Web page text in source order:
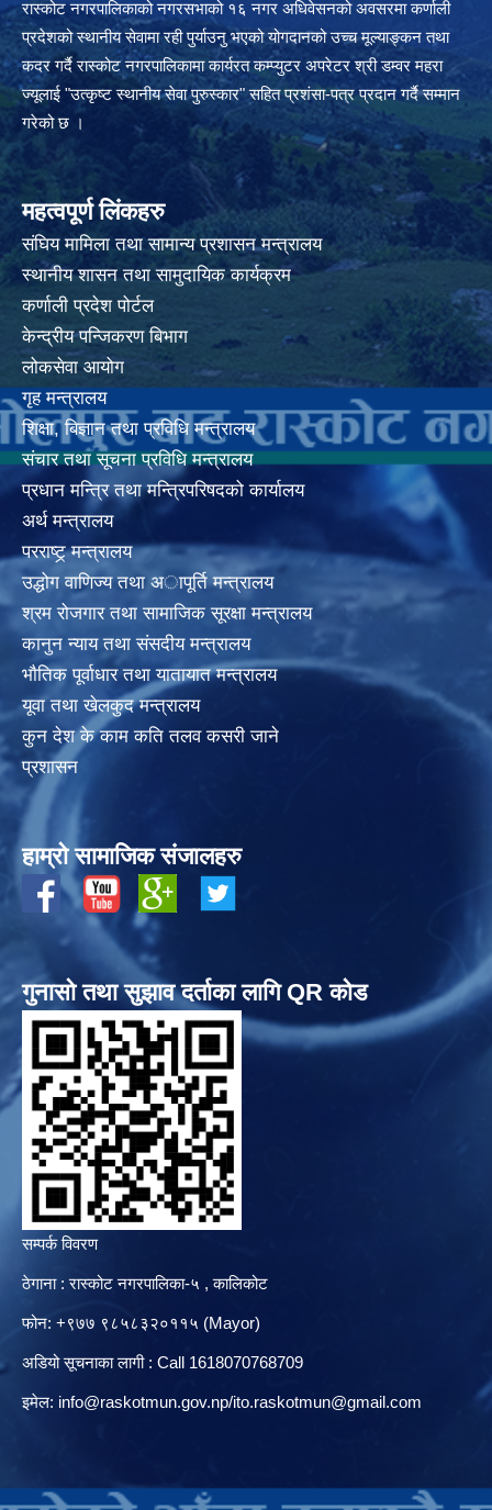
रास्कोट नगरपालिकाको नगरसभाको १६ नगर अधिवेसनको अवसरमा कर्णाली
प्रदेशको स्थानीय सेवामा रही पुर्याउनु भएको योगदानको उच्च मूल्याङ्कन तथा
कदर गर्दै रास्कोट नगरपालिकामा कार्यरत कम्प्युटर अपरेटर श्री डम्वर महरा
ज्यूलाई "उत्कृष्ट स्थानीय सेवा पुरुस्कार" सहित प्रशंसा-पत्र प्रदान गर्दै सम्मान
गरेको छ ।
महत्वपूर्ण लिंकहरु
संघिय मामिला तथा सामान्य प्रशासन मन्त्रालय
स्थानीय शासन तथा सामुदायिक कार्यक्रम
कर्णाली प्रदेश पोर्टल
केन्द्रीय पन्जिकरण बिभाग
लोकसेवा आयोग
गृह मन्त्रालय
शिक्षा, बिज्ञान तथा प्रविधि मन्त्रालय
संचार तथा सूचना प्रविधि मन्त्रालय
प्रधान मन्त्रि तथा मन्त्रिपरिषदको कार्यालय
अर्थ मन्त्रालय
परराष्ट्र् मन्त्रालय
उद्धोग वाणिज्य तथा अापूर्ति मन्त्रालय
श्रम रोजगार तथा सामाजिक सूरक्षा मन्त्रालय
कानुन न्याय तथा संसदीय मन्त्रालय
भाैतिक पूर्वाधार तथा यातायात मन्त्रालय
यूवा तथा खेलकुद मन्त्रालय
कुन देश के काम कति तलव कसरी जाने
प्रशासन
हाम्रो सामाजिक संजालहरु
गुनासो तथा सुझाव दर्ताका लागि QR कोड
सम्पर्क विवरण
ठेगाना : रास्कोट नगरपालिका-५ , कालिकोट
फोन: +९७७ ९८५८३२०११५ (Mayor)
अडियो सूचनाका लागी : Call 1618070768709
इमेल: info@raskotmun.gov.np/ito.raskotmun@gmail.com